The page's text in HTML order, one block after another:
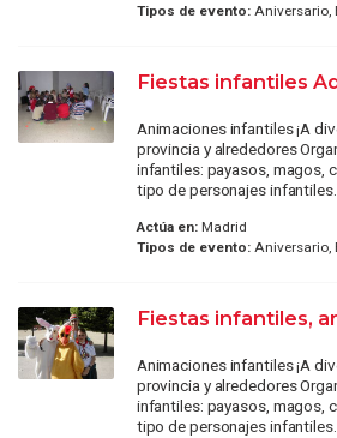
Tipos de evento:Aniversario,
Fiestas infantiles
Animaciones infantiles ¡A
provincia y alrededores
infantiles: payasos, magos,
tipo de personajes infantiles.
Actúa en:Madrid
Tipos de evento:Aniversario,
Fiestas infantiles,
Animaciones infantiles ¡A
provincia y alrededores
infantiles: payasos, magos,
tipo de personajes infantiles.